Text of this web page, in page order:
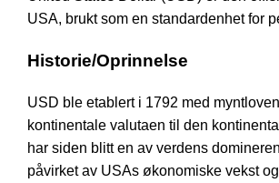
USA, brukt som en standardenhet for
Historie/Oprinnelse
USD ble etablert i 1792 med
kontinentale valutaen til den
har siden blitt en av verdens
påvirket av USAs økonomiske vekst